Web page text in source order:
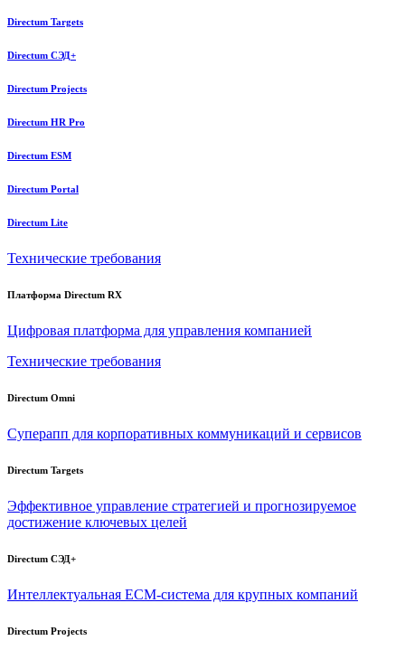
Directum Targets
Directum СЭД+
Directum Projects
Directum HR Pro
Directum ESM
Directum Portal
Directum Lite
Технические требования
Платформа Directum RX
Цифровая платформа для управления компанией
Технические требования
Directum Omni
Суперапп для корпоративных коммуникаций и сервисов
Directum Targets
Эффективное управление стратегией и прогнозируемое
достижение ключевых целей
Directum СЭД+
Интеллектуальная ECM-система для крупных компаний
Directum Projects